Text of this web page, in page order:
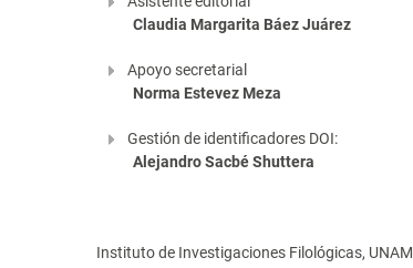
Claudia Margarita Báez Juárez
Apoyo secretarial
Norma Estevez Meza
Gestión de identificadores DOI:
Alejandro Sacbé Shuttera
Instituto de Investigaciones Filológicas, UNAM